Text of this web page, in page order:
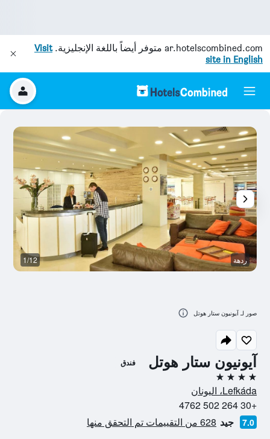
ar.hotelscombined.com متوفر أيضاً باللغة الإنجليزية.Visit
site in English
آيونيون ستار هوتل فندق
4 نجوم
Lefkáda، اليونان
+30 264 502 4762
7.0 جيد 628 من التقييمات تم التحقق منها
ردهة 1/12
صور لـ آيونيون ستار هوتل